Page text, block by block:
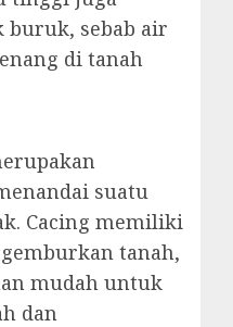
buruk, sebab air
di tanah
suatu
Cacing memiliki
tanah,
mudah untuk
dan